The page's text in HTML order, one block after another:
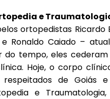
e
ortopedistas Ricardo
e Ronaldo Caiado –
do tempo, eles
Hoje, o corpo
de Goiás
e